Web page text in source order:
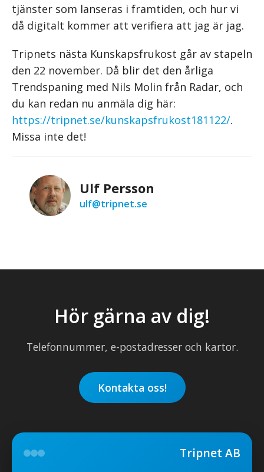
tjänster som lanseras i framtiden, och hur vi
då digitalt kommer att verifiera att jag är jag.
Tripnets nästa Kunskapsfrukost går av stapeln
den 22 november. Då blir det den årliga
Trendspaning med Nils Molin från Radar, och
du kan redan nu anmäla dig här:
https://tripnet.se/kunskapsfrukost181122/.
Missa inte det!
Ulf Persson
ulf@tripnet.se
Hör gärna av dig!
Telefonnummer, e-postadresser och kartor.
Kontakta oss!
Tripnet AB